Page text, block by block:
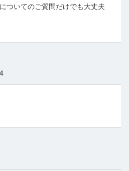
ついてのご質問だけでも大丈夫